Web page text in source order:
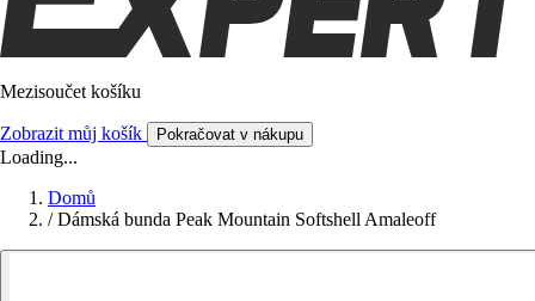
Mezisoučet košíku
Zobrazit můj košík Pokračovat v nákupu
Loading...
Domů
/ Dámská bunda Peak Mountain Softshell Amaleoff